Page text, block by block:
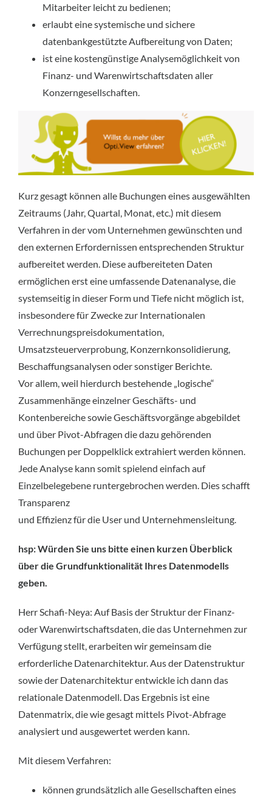
Mitarbeiter leicht zu bedienen;
erlaubt eine systemische und sichere
datenbankgestützte Aufbereitung von Daten;
ist eine kostengünstige Analysemöglichkeit von
Finanz- und Warenwirtschaftsdaten aller
Konzerngesellschaften.
Kurz gesagt können alle Buchungen eines ausgewählten
Zeitraums (Jahr, Quartal, Monat, etc.) mit diesem
Verfahren in der vom Unternehmen gewünschten und
den externen Erfordernissen entsprechenden Struktur
aufbereitet werden. Diese aufbereiteten Daten
ermöglichen erst eine umfassende Datenanalyse, die
systemseitig in dieser Form und Tiefe nicht möglich ist,
insbesondere für Zwecke zur Internationalen
Verrechnungspreisdokumentation,
Umsatzsteuerverprobung, Konzernkonsolidierung,
Beschaffungsanalysen oder sonstiger Berichte.
Vor allem, weil hierdurch bestehende „logische“
Zusammenhänge einzelner Geschäfts- und
Kontenbereiche sowie Geschäftsvorgänge abgebildet
und über Pivot-Abfragen die dazu gehörenden
Buchungen per Doppelklick extrahiert werden können.
Jede Analyse kann somit spielend einfach auf
Einzelbelegebene runtergebrochen werden. Dies schafft
Transparenz
und Effizienz für die User und Unternehmensleitung.
hsp: Würden Sie uns bitte einen kurzen Überblick
über die Grundfunktionalität Ihres Datenmodells
geben.
Herr Schafi-Neya: Auf Basis der Struktur der Finanz-
oder Warenwirtschaftsdaten, die das Unternehmen zur
Verfügung stellt, erarbeiten wir gemeinsam die
erforderliche Datenarchitektur. Aus der Datenstruktur
sowie der Datenarchitektur entwickle ich dann das
relationale Datenmodell. Das Ergebnis ist eine
Datenmatrix, die wie gesagt mittels Pivot-Abfrage
analysiert und ausgewertet werden kann.
Mit diesem Verfahren:
können grundsätzlich alle Gesellschaften eines